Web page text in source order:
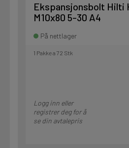
Ekspansjonsbolt Hilti
M10x80 5-30 A4
På nettlager
1 Pakke a 72 Stk
Logg inn eller
registrer deg for å
se din avtalepris